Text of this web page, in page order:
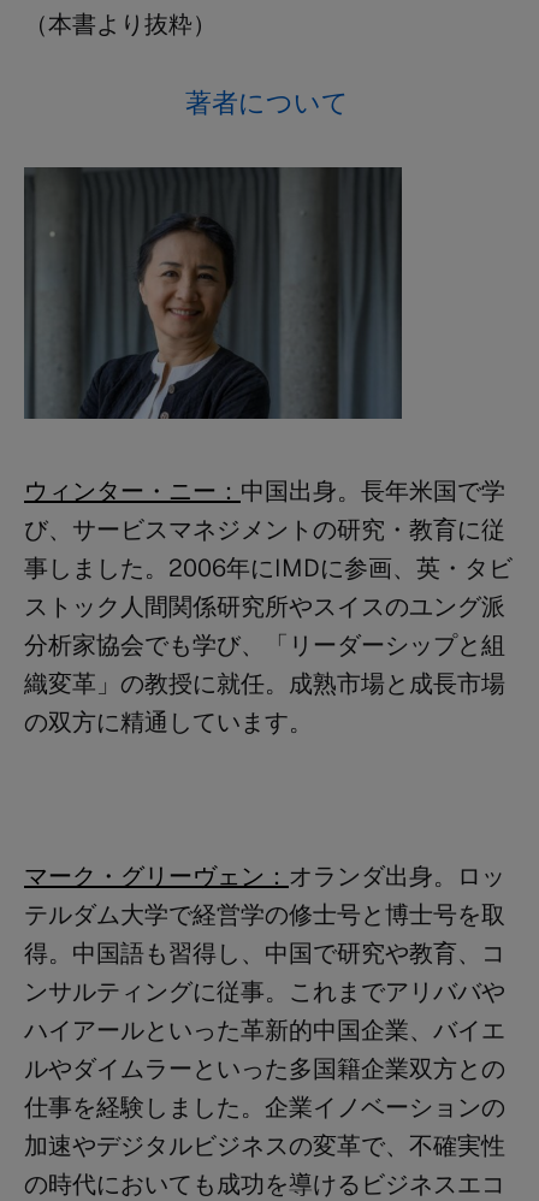
（本書より抜粋）
著者について
ウィンター・ニー： 中国出身。長年米国で学
び、サービスマネジメントの研究・教育に従
事しました。2006年にIMDに参画、英・タビ
ストック人間関係研究所やスイスのユング派
分析家協会でも学び、「リーダーシップと組
織変革」の教授に就任。成熟市場と成長市場
の双方に精通しています。
マーク・グリーヴェン： オランダ出身。ロッ
テルダム大学で経営学の修士号と博士号を取
得。中国語も習得し、中国で研究や教育、コ
ンサルティングに従事。これまでアリババや
ハイアールといった革新的中国企業、バイエ
ルやダイムラーといった多国籍企業双方との
仕事を経験しました。企業イノベーションの
加速やデジタルビジネスの変革で、不確実性
の時代においても成功を導けるビジネスエコ